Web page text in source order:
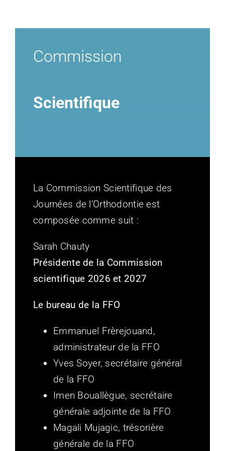
Commission
Scientifique
La Commission Scientifique des
Journées de l’Orthodontie est
composée comme suit :
Sarah Chauty
Présidente de la Commission
scientifique 2026 et 2027
Le bureau de la FFO
Emmanuel Frèrejouand,
administrateur de la FFO
Yves Soyer, secrétaire général
de la FFO
Imen Bouallègue, secrétaire
générale adjointe de la FFO
Magali Mujagic, trésorière
générale de la FFO